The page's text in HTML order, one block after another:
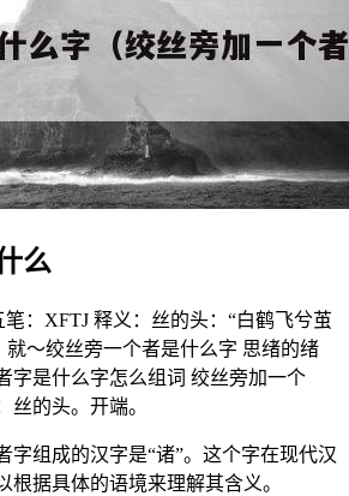
么
：XFTJ 释义：丝的头：“白鹤飞兮茧
就～绞丝旁一个者是什么字 思绪的绪
字是什么字怎么组词 绞丝旁加一个
丝的头。开端。
字组成的汉字是“诸”。这个字在现代汉
根据具体的语境来理解其含义。